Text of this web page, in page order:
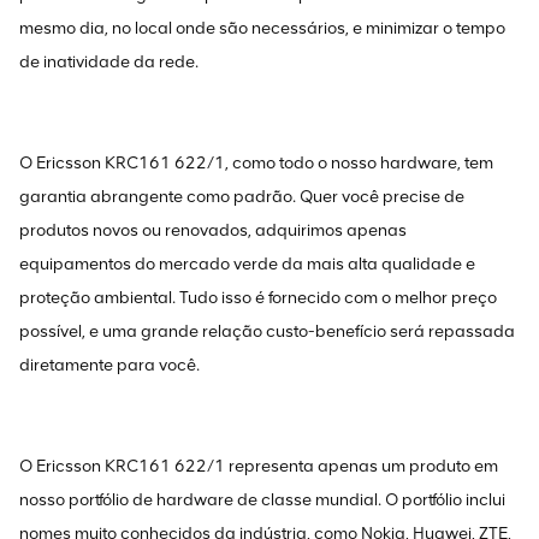
mesmo dia, no local onde são necessários, e minimizar o tempo
de inatividade da rede.
O Ericsson KRC161 622/1, como todo o nosso hardware, tem
garantia abrangente como padrão. Quer você precise de
produtos novos ou renovados, adquirimos apenas
equipamentos do mercado verde da mais alta qualidade e
proteção ambiental. Tudo isso é fornecido com o melhor preço
possível, e uma grande relação custo-benefício será repassada
diretamente para você.
O Ericsson KRC161 622/1 representa apenas um produto em
nosso portfólio de hardware de classe mundial. O portfólio inclui
nomes muito conhecidos da indústria, como Nokia, Huawei, ZTE,